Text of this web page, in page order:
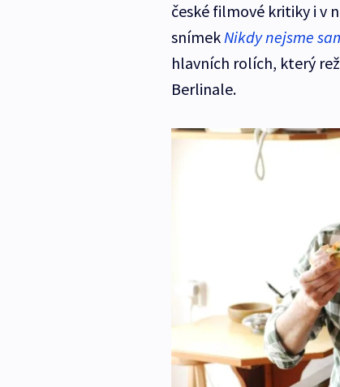
české filmové kritiky i v
snímekNikdy nejsme
hlavních rolích, který
Berlinale.